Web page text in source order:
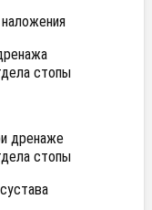
стопы
дренаже
стопы